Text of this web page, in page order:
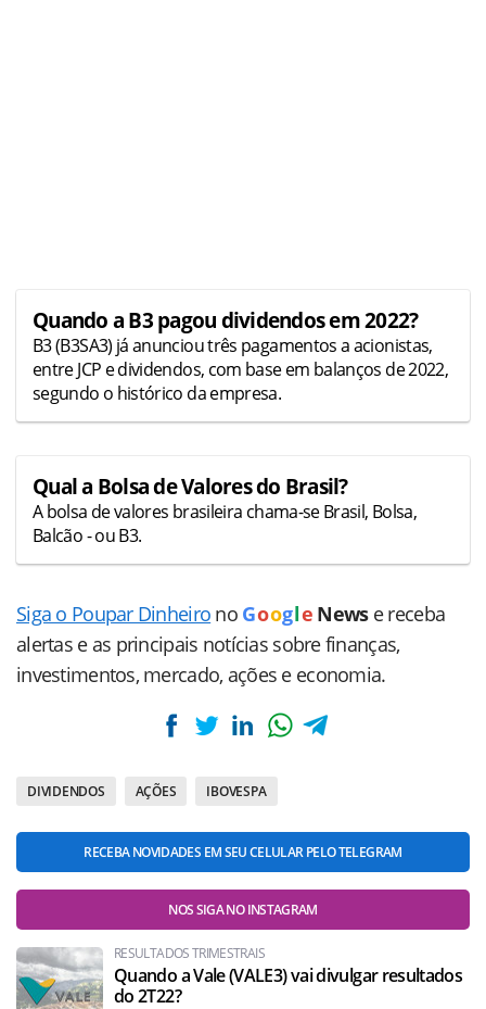
Quando a B3 pagou dividendos em 2022?
B3 (B3SA3) já anunciou três pagamentos a acionistas,
entre JCP e dividendos, com base em balanços de 2022,
segundo o histórico da empresa.
Qual a Bolsa de Valores do Brasil?
A bolsa de valores brasileira chama-se Brasil, Bolsa,
Balcão - ou B3.
Siga o Poupar Dinheiro no Goog le News e receba
alertas e as principais notícias sobre finanças,
investimentos, mercado, ações e economia.
DIVIDENDOS AÇÕES IBOVESPA
RECEBA NOVIDADES EM SEU CELULAR PELO TELEGRAM
NOS SIGA NO INSTAGRAM
RESULTADOS TRIMESTRAIS
Quando a Vale (VALE3) vai divulgar resultados
do 2T22?